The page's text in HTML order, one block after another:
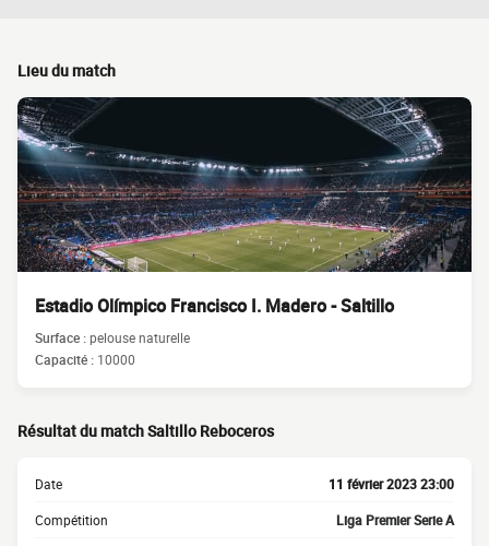
Lieu du match
Estadio Olímpico Francisco I. Madero - Saltillo
Surface :pelouse naturelle
Capacité : 10000
Résultat du match Saltillo Reboceros
Date 11 février 2023 23:00
Compétition Liga Premier Serie A